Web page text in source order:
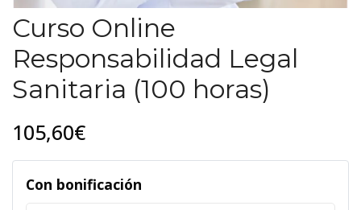
Curso Online
Responsabilidad Legal
Sanitaria (100 horas)
105,60€
Con bonificación